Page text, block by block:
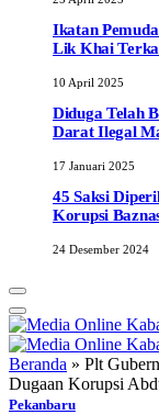
Ikatan
Lik Khai
10 April 2025
Diduga Telah
Darat Ilegal
17 Januari 2025
45 Saksi
Korupsi
24 Desember 2024
Beranda » Plt
Dugaan Korupsi
Pekanbaru